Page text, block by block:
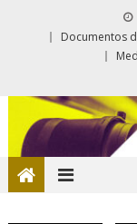
Documentos